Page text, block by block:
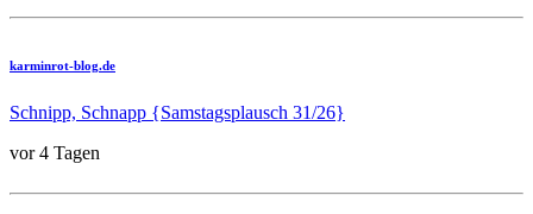
karminrot-blog.de
Schnipp, Schnapp {Samstagsplausch 31/26}
vor 4 Tagen